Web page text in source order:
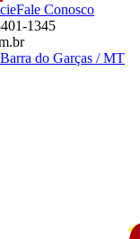
Fale Conosco
1345
do Garças / MT